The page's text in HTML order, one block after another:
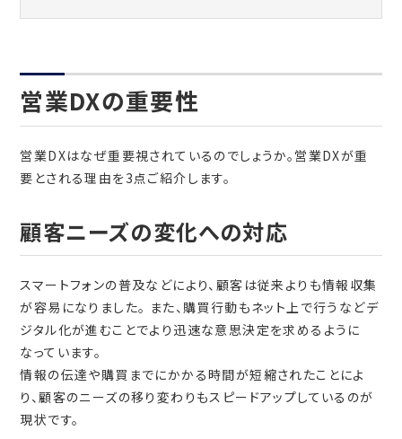
営業DXの重要性
営業DXはなぜ重要視されているのでしょうか。営業DXが重
要とされる理由を3点ご紹介します。
顧客ニーズの変化への対応
スマートフォンの普及などにより、顧客は従来よりも情報収集
が容易になりました。 また、購買行動もネット上で行うなどデ
ジタル化が進むことでより迅速な意思決定を求めるように
なっています。
情報の伝達や購買までにかかる時間が短縮されたことによ
り、顧客のニーズの移り変わりもスピードアップしているのが
現状です。